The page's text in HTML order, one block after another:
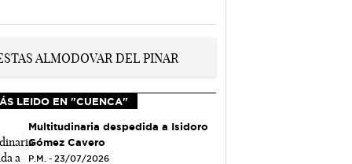
LEIDO EN "CUENCA"
Multitudinaria despedida a Isidoro
Gómez Cavero
P.M. - 23/07/2026